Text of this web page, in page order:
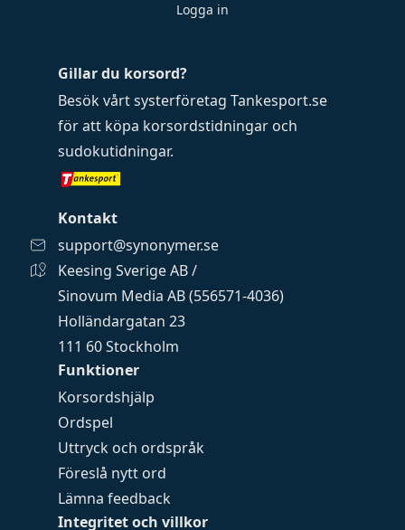
Funktioner
Korsordshjälp
Ordspel
Uttryck och ordspråk
Föreslå nytt ord
Lämna feedback
Integritet och villkor
Gillar du korsord?
Besök vårt systerföretag Tankesport.se
för att köpa korsordstidningar och
sudokutidningar.
Kontakt
support@synonymer.se
Keesing Sverige AB /
Sinovum Media AB (556571-4036)
Holländargatan 23
111 60 Stockholm
Logga in